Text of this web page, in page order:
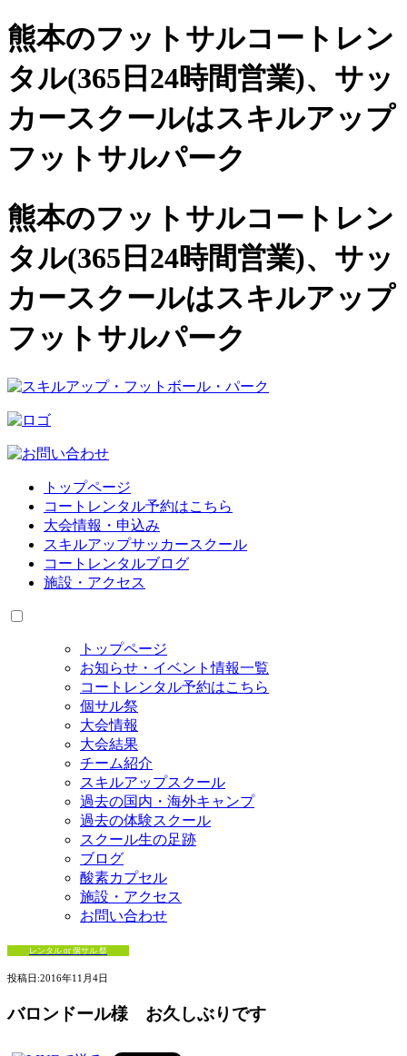
熊本のフットサルコートレン
タル(365日24時間営業)、 サッ
カースクールはスキルアップ
フットサルパーク
熊本のフットサルコートレン
タル(365日24時間営業)、サッ
カースクールはスキルアップ
フットサルパーク
トップページ
コートレンタル予約はこちら
大会情報・申込み
スキルアップサッカースクール
コートレンタルブログ
施設・アクセス
トップページ
お知らせ・イベント情報一覧
コートレンタル予約はこちら
個サル祭
大会情報
大会結果
チーム紹介
スキルアップスクール
過去の国内・海外キャンプ
過去の体験スクール
スクール生の足跡
ブログ
酸素カプセル
施設・アクセス
お問い合わせ
レンタル or 個サル 祭
投稿日:2016年11月4日
バロンドール様 お久しぶりです